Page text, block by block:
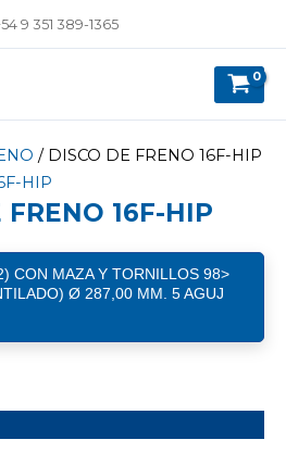
9 351 389-1365
/ DISCO DE FRENO 16F-HIP
FRENO 16F-HIP
CON MAZA Y TORNILLOS 98>
Ø 287,00 MM. 5 AGUJ